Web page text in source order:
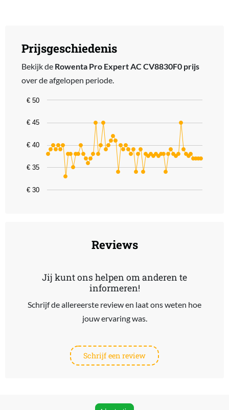
Prijsgeschiedenis
Bekijk de Rowenta Pro Expert AC CV8830F0 prijs
over de afgelopen periode.
Chart
Line chart with 62 data points.
The chart has 1 X axis displaying categories.
The chart has 1 Y axis displaying values. Data ranges from 32.99
€ 30
€ 35
€ 40
€ 45
€ 50
Reviews
Jij kunt ons helpen om anderen te
informeren!
Schrijf de allereerste review en laat ons weten hoe
jouw ervaring was.
Schrijf een review